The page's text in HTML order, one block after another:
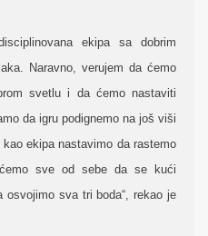
ekipa sa dobrim
Naravno, verujem da ćemo
svetlu i da ćemo nastaviti
da igru podignemo na još viši
ekipa nastavimo da rastemo
sve od sebe da se kući
osvojimo sva tri boda“, rekao je